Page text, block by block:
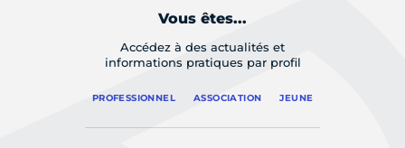
Vous êtes...
Accédez à des actualités et
informations pratiques par profil
PROFESSIONNEL ASSOCIATION JEUNE